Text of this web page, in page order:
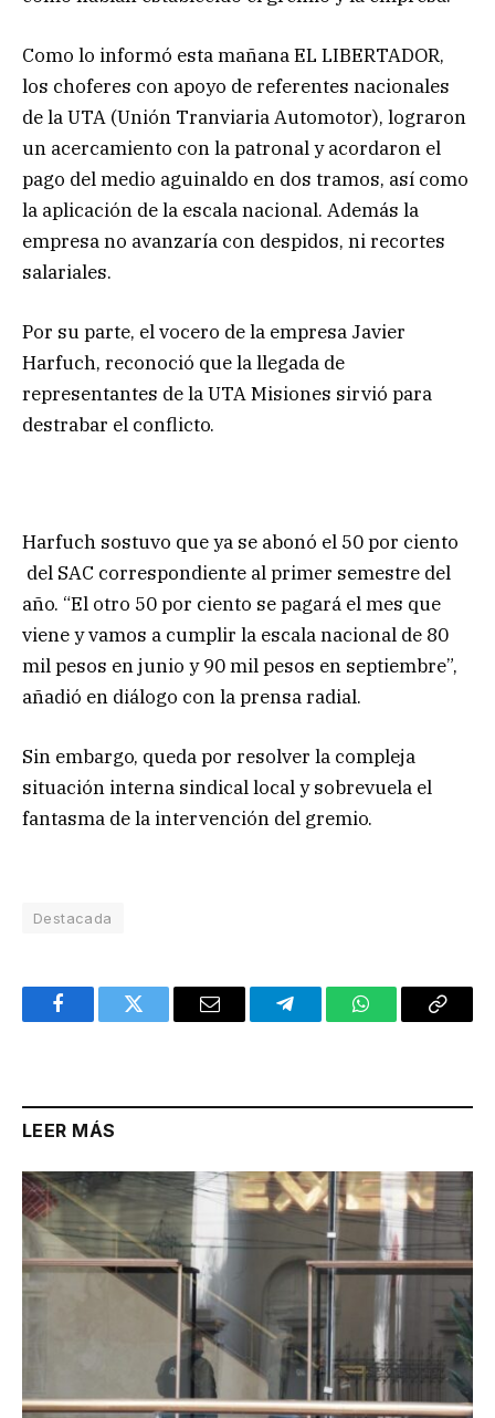
Como lo informó esta mañana EL LIBERTADOR,
los choferes con apoyo de referentes nacionales
de la UTA (Unión Tranviaria Automotor), lograron
un acercamiento con la patronal y acordaron el
pago del medio aguinaldo en dos tramos, así como
la aplicación de la escala nacional. Además la
empresa no avanzaría con despidos, ni recortes
salariales.
Por su parte, el vocero de la empresa Javier
Harfuch, reconoció que la llegada de
representantes de la UTA Misiones sirvió para
destrabar el conflicto.
Harfuch sostuvo que ya se abonó el 50 por ciento
del SAC correspondiente al primer semestre del
año. “El otro 50 por ciento se pagará el mes que
viene y vamos a cumplir la escala nacional de 80
mil pesos en junio y 90 mil pesos en septiembre”,
añadió en diálogo con la prensa radial.
Sin embargo, queda por resolver la compleja
situación interna sindical local y sobrevuela el
fantasma de la intervención del gremio.
Destacada
FacebookTwitter Email TelegramWhatsAppCopy
LEER MÁS